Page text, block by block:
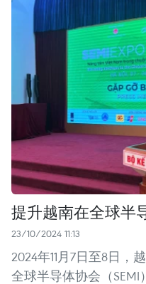
提升越南在全球半
23/10/2024 11:13
2024年11月7日至8日，
全球半导体协会（